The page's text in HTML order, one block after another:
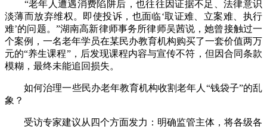
“老年人遭遇消费陷阱后，也往往因证据不足、法律意识
淡薄而放弃维权。即使投诉，也面临‘取证难、立案难、执行
难’的问题。”湖南高新律师事务所律师吴茜说，她曾接触过一
个案例，一名老年学员在某民办教育机构购买了一套价值两万
元的“养生课程”，后发现课程内容与宣传不符，但因合同条款
模糊，最终未能追回损失。
如何治理一些民办老年教育机构收割老年人“钱袋子”的乱
象？
受访专家建议从四个方面发力：明确监管主体，将各级各